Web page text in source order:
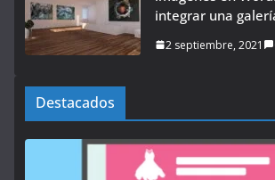
integrar una
2 septiembre, 2021
Destacados